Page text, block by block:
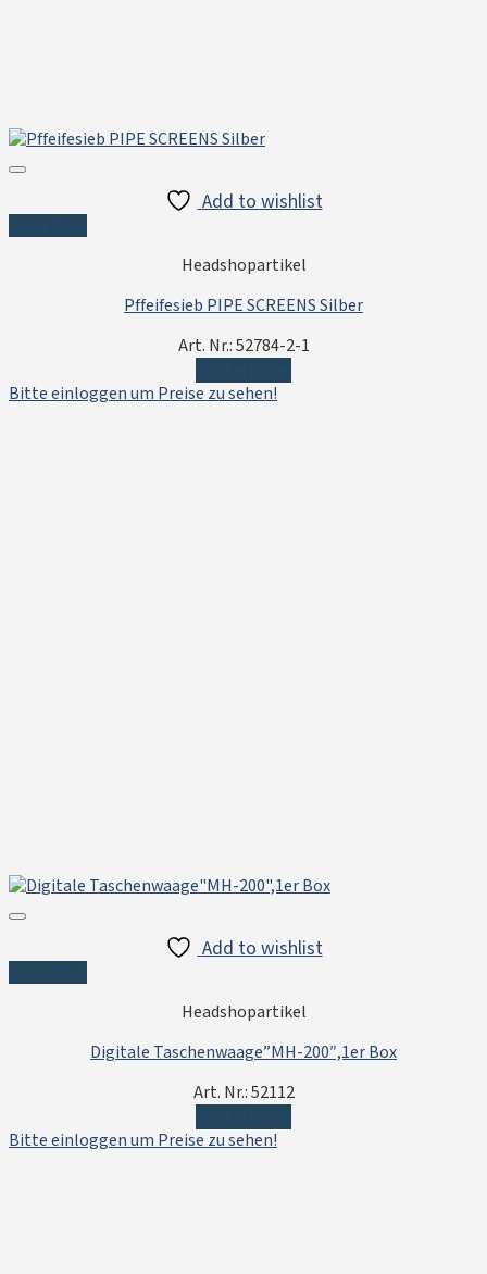
Add to wishlist
Headshopartikel
Pffeifesieb PIPE SCREENS Silber
Art. Nr.: 52784-2-1
Bitte einloggen um Preise zu sehen!
Add to wishlist
Headshopartikel
Digitale Taschenwaage”MH-200″,1er Box
Art. Nr.: 52112
Bitte einloggen um Preise zu sehen!